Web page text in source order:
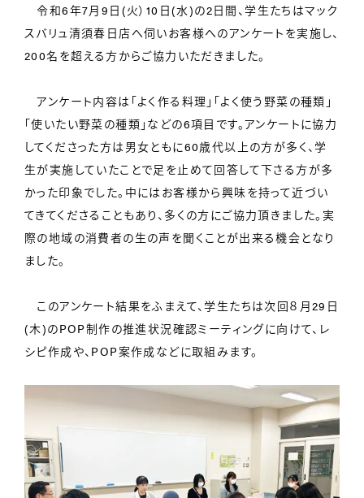
令和6年7月9日(火）10日(水)の2日間、学生たちはマック
スバリュ清須春日店へ伺いお客様へのアンケートを実施し、
200名を超える方からご協力いただきました。
アンケート内容は「よく作る料理」「よく使う野菜の種類」
「使いたい野菜の種類」などの6項目です。アンケートに協力
してくださった方は男女ともに60歳代以上の方が多く、学
生が実施していたことで足を止めて回答して下さる方が多
かった印象でした。中にはお客様から興味を持って近づい
てきてくださることもあり、多くの方にご協力頂きました。実
際の地域の消費者の生の声を聞くことが出来る機会となり
ました。
このアンケート結果をふまえて、学生たちは次回８月29日
(木)のPOP制作の推進状況確認ミーティングに向けて、レ
シピ作成や、POP案作成などに取組みます。